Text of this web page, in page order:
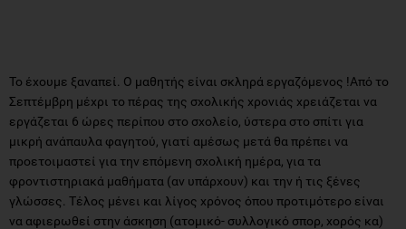
Το έχουμε ξαναπεί. Ο μαθητής είναι σκληρά εργαζόμενος !Από το
Σεπτέμβρη μέχρι το πέρας της σχολικής χρονιάς χρειάζεται να
εργάζεται 6 ώρες περίπου στο σχολείο, ύστερα στο σπίτι για
μικρή ανάπαυλα φαγητού, γιατί αμέσως μετά θα πρέπει να
προετοιμαστεί για την επόμενη σχολική ημέρα, για τα
φροντιστηριακά μαθήματα (αν υπάρχουν) και την ή τις ξένες
γλώσσες. Τέλος μένει και λίγος χρόνος όπου προτιμότερο είναι
να αφιερωθεί στην άσκηση (ατομικό- συλλογικό σπορ, χορός κα)